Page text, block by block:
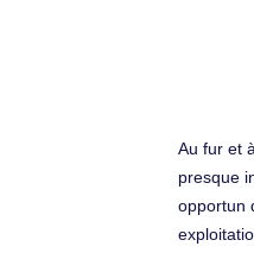
Au fur et
presque
opportun